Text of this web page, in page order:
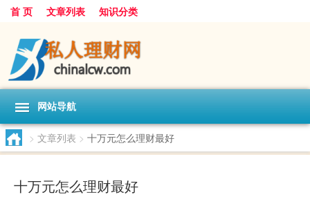
首 页 文章列表 知识分类
网站导航
> 文章列表 > 十万元怎么理财最好
十万元怎么理财最好